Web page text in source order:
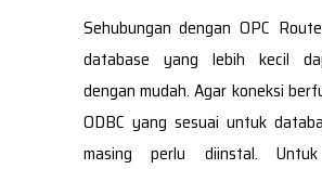
Sehubungan dengan OPC
database yang lebih kecil
dengan mudah. Agar koneksi
ODBC yang sesuai untuk
masing perlu diinstal.